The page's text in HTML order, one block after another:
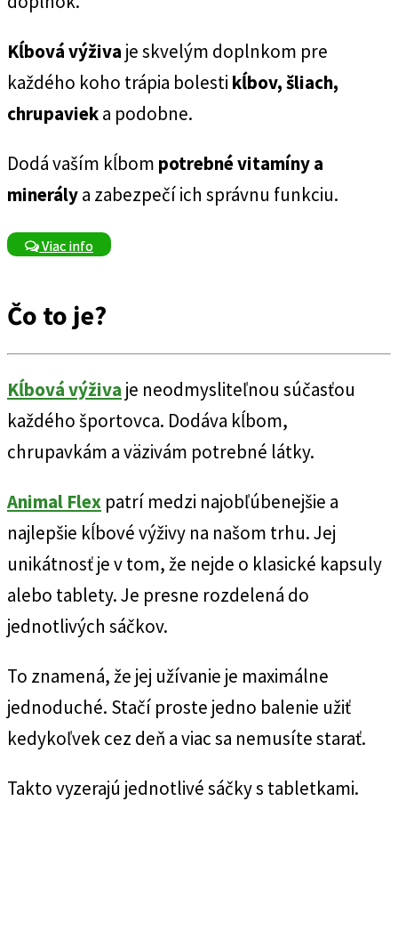
Kĺbová výživa je skvelým doplnkom pre
každého koho trápia bolesti kĺbov, šliach,
chrupavieka podobne.
Dodá vaším kĺbom potrebné vitamíny a
minerálya zabezpečí ich správnu funkciu.
Viac info
Čo to je?
Kĺbová výživa je neodmysliteľnou súčasťou
každého športovca. Dodáva kĺbom,
chrupavkám a väzivám potrebné látky.
Animal Flex patrí medzi najobľúbenejšie a
najlepšie kĺbové výživy na našom trhu. Jej
unikátnosť je v tom, že nejde o klasické kapsuly
alebo tablety. Je presne rozdelená do
jednotlivých sáčkov.
To znamená, že jej užívanie je maximálne
jednoduché. Stačí proste jedno balenie užiť
kedykoľvek cez deň a viac sa nemusíte starať.
Takto vyzerajú jednotlivé sáčky s tabletkami.